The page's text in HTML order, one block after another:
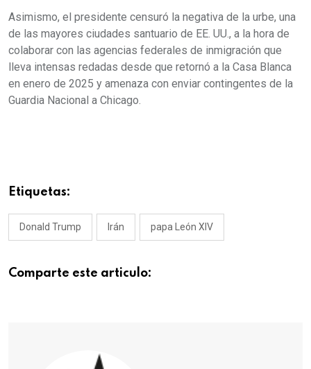
Asimismo, el presidente censuró la negativa de la urbe, una
de las mayores ciudades santuario de EE. UU., a la hora de
colaborar con las agencias federales de inmigración que
lleva intensas redadas desde que retornó a la Casa Blanca
en enero de 2025 y amenaza con enviar contingentes de la
Guardia Nacional a Chicago.
Etiquetas:
Donald Trump Irán papa León XIV
Comparte este articulo: